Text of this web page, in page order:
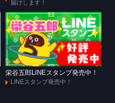
届けします！
栄谷五郎LINEスタンプ発売中！
LINEスタンプ発売中！